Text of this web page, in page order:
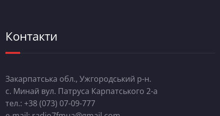
Контакти
Закарпатська обл., Ужгородський р-н.
с. Минай вул. Патруса Карпатського 2-а
тел.: +38 (073) 07-09-777